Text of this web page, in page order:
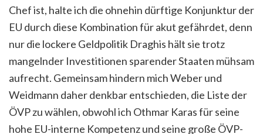
Chef ist, halte ich die ohnehin dürftige Konjunktur der
EU durch diese Kombination für akut gefährdet, denn
nur die lockere Geldpolitik Draghis hält sie trotz
mangelnder Investitionen sparender Staaten mühsam
aufrecht. Gemeinsam hindern mich Weber und
Weidmann daher denkbar entschieden, die Liste der
ÖVP zu wählen, obwohl ich Othmar Karas für seine
hohe EU-interne Kompetenz und seine große ÖVP-